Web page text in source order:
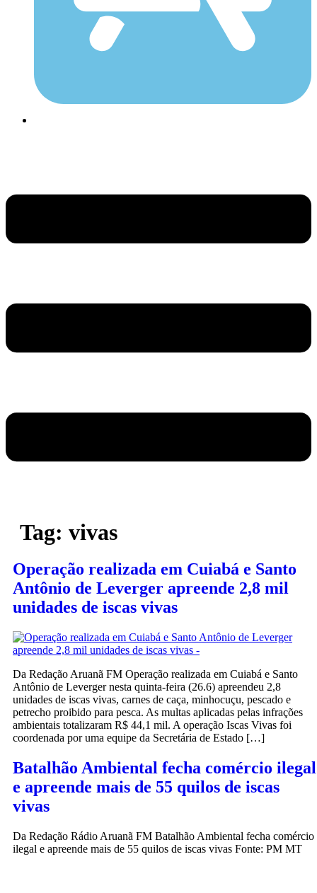
Tag: vivas
Operação realizada em Cuiabá e Santo
Antônio de Leverger apreende 2,8 mil
unidades de iscas vivas
Da Redação Aruanã FM Operação realizada em Cuiabá e Santo
Antônio de Leverger nesta quinta-feira (26.6) apreendeu 2,8
unidades de iscas vivas, carnes de caça, minhocuçu, pescado e
petrecho proibido para pesca. As multas aplicadas pelas infrações
ambientais totalizaram R$ 44,1 mil. A operação Iscas Vivas foi
coordenada por uma equipe da Secretária de Estado […]
Batalhão Ambiental fecha comércio ilegal
e apreende mais de 55 quilos de iscas
vivas
Da Redação Rádio Aruanã FM Batalhão Ambiental fecha comércio
ilegal e apreende mais de 55 quilos de iscas vivas Fonte: PM MT